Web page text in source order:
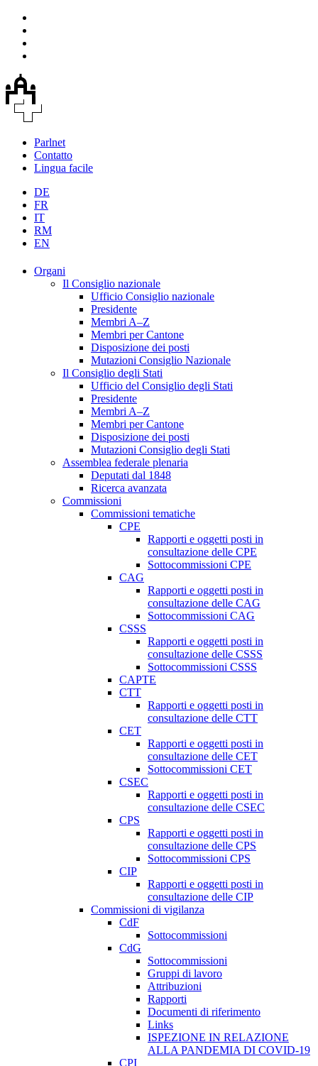
Parlnet
Contatto
Lingua facile
DE
FR
IT
RM
EN
Organi
Il Consiglio nazionale
Ufficio Consiglio nazionale
Presidente
Membri A–Z
Membri per Cantone
Disposizione dei posti
Mutazioni Consiglio Nazionale
Il Consiglio degli Stati
Ufficio del Consiglio degli Stati
Presidente
Membri A–Z
Membri per Cantone
Disposizione dei posti
Mutazioni Consiglio degli Stati
Assemblea federale plenaria
Deputati dal 1848
Ricerca avanzata
Commissioni
Commissioni tematiche
CPE
Rapporti e oggetti posti in
consultazione delle CPE
Sottocommissioni CPE
CAG
Rapporti e oggetti posti in
consultazione delle CAG
Sottocommissioni CAG
CSSS
Rapporti e oggetti posti in
consultazione delle CSSS
Sottocommissioni CSSS
CAPTE
CTT
Rapporti e oggetti posti in
consultazione delle CTT
CET
Rapporti e oggetti posti in
consultazione delle CET
Sottocommissioni CET
CSEC
Rapporti e oggetti posti in
consultazione delle CSEC
CPS
Rapporti e oggetti posti in
consultazione delle CPS
Sottocommissioni CPS
CIP
Rapporti e oggetti posti in
consultazione delle CIP
Commissioni di vigilanza
CdF
Sottocommissioni
CdG
Sottocommissioni
Gruppi di lavoro
Attribuzioni
Rapporti
Documenti di riferimento
Links
ISPEZIONE IN RELAZIONE
ALLA PANDEMIA DI COVID-19
CPI